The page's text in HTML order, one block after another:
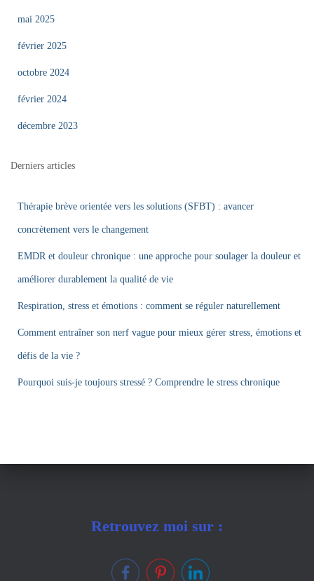
mai 2025
février 2025
octobre 2024
février 2024
décembre 2023
Derniers articles
Thérapie brève orientée vers les solutions (SFBT) : avancer
concrètement vers le changement
EMDR et douleur chronique : une approche pour soulager la douleur et
améliorer durablement la qualité de vie
Respiration, stress et émotions : comment se réguler naturellement
Comment entraîner son nerf vague pour mieux gérer stress, émotions et
défis de la vie ?
Pourquoi suis-je toujours stressé ? Comprendre le stress chronique
Retrouvez moi sur :